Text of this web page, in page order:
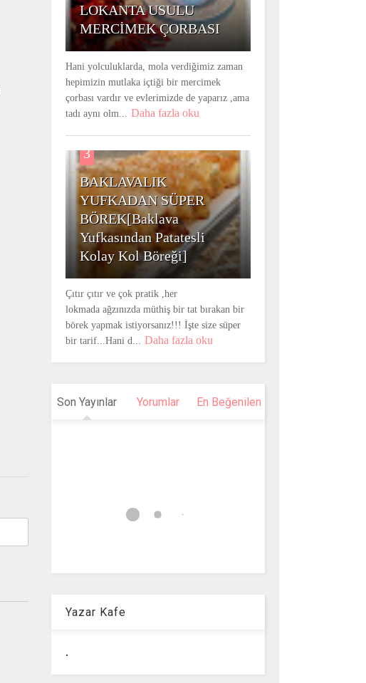
LOKANTA USULU
MERCİMEK ÇORBASI
Hani yolculuklarda, mola verdiğimiz zaman
hepimizin mutlaka içtiği bir mercimek
çorbası vardır ve evlerimizde de yaparız ,ama
tadı aynı olm... Daha fazla oku
3
BAKLAVALIK
YUFKADAN SÜPER
BÖREK[Baklava
Yufkasından Patatesli
Kolay Kol Böreği]
Çıtır çıtır ve çok pratik ,her
lokmada ağzınızda müthiş bir tat bırakan bir
börek yapmak istiyorsanız!!! İşte size süper
bir tarif...Hani d... Daha fazla oku
Son Yayınlar Yorumlar En Beğenilen
Yazar Kafe
.